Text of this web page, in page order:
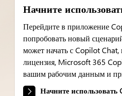
Начните
Перейдите в приложение
попробовать новый
может начать с Copilot Chat,
лицензия, Microsoft 365
вашим рабочим данным и
Начните использовать